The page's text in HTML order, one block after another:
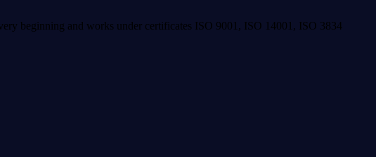
beginning and works under certificates ISO 9001, ISO 14001, ISO 3834